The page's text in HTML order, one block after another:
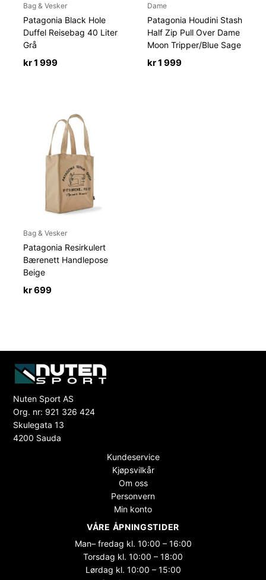
Bag & Vesker
Patagonia Black Hole
Duffel Reisebag 40 Liter
Grå
kr1 999
Dame
Patagonia Houdini Stash
Half Zip Pull Over Dame
Moon Tripper/Blue Sage
kr1 999
Bag & Vesker
Patagonia Resirkulert
Bærenett Handlepose
Beige
kr699
Nuten Sport AS
Org. nr: 921 326 424
Skulegata 13
4200 Sauda
Kundeservice
Kjøpsvilkår
Om oss
Personvern
Min konto
VÅRE ÅPNINGSTIDER
Man– fredag kl. 10:00 – 16:00
Torsdag kl. 10:00 – 18:00
Lørdag kl. 10:00 – 15:00